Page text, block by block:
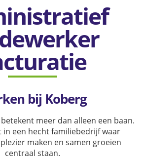
bij Koberg
meer dan alleen een baan.
in een hecht familiebedrijf waar
maken en samen groeien
centraal staan.